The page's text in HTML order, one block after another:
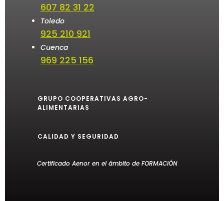
607 82 31 22
Toledo
925 210 921
Cuenca
969 225 156
GRUPO COOPERATIVAS AGRO-
ALIMENTARIAS
CALIDAD Y SEGURIDAD
Certificado Aenor en el ámbito de FORMACIÓN